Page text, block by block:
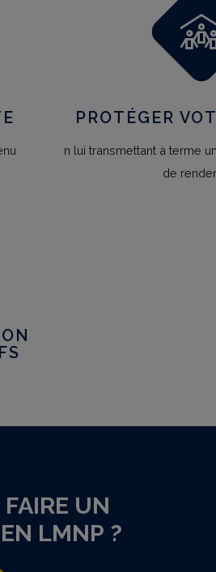
PROTÉGER
n lui transmettant à terme
de
UN
LMNP ?